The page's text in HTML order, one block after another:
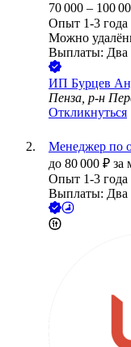
70 000 – 100
Опыт 1-3 года
Можно
Выплаты: Два
ИП Бурцев
Пенза, р-н
Откликнуться
Менеджер по
до 80 000 ₽ за
Опыт 1-3 года
Выплаты: Два